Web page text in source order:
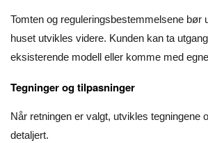
Tomten og reguleringsbestemmelsene bør
huset utvikles videre. Kunden kan ta
eksisterende modell eller komme med
Tegninger og tilpasninger
Når retningen er valgt, utvikles tegningene
detaljert.